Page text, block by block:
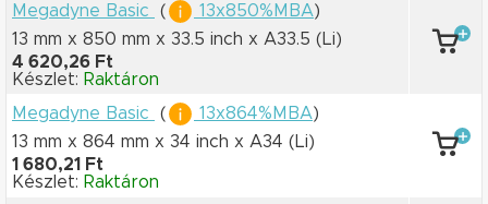
Megadyne Basic
( 13x850%MBA)
13 mm x 850 mm x 33.5 inch x A33.5 (Li)
4 620,26 Ft
Készlet: Raktáron
Megadyne Basic
( 13x864%MBA)
13 mm x 864 mm x 34 inch x A34 (Li)
1 680,21 Ft
Készlet: Raktáron